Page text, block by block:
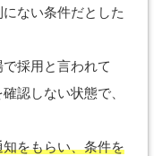
ない条件だとした
採用と言われて
認しない状態で、
をもらい、条件を